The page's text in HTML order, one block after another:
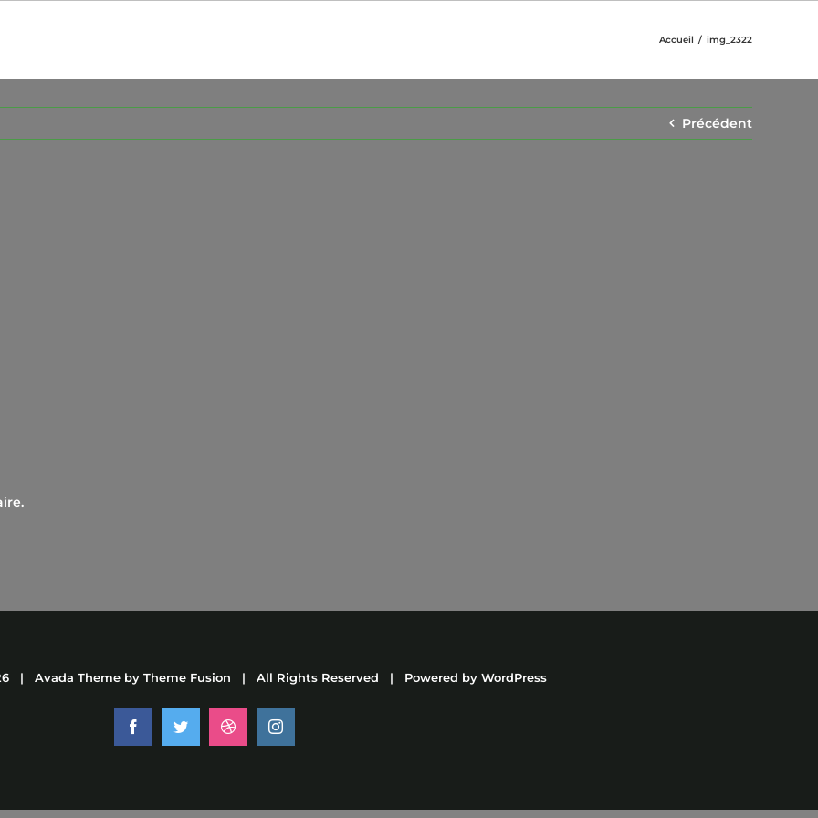
Accueil img_2322
Précédent
| Avada Theme by Theme Fusion | All Rights Reserved | Powered by WordPress
FacebookTwitter DribbbleInstagram